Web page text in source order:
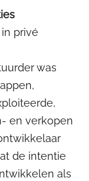
privé
was
en verkopen
de intentie
als